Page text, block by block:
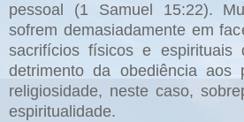
pessoal (1 Samuel 15:22).
sofrem demasiadamente em
sacrifícios físicos e espirituais
detrimento da obediência aos
religiosidade, neste caso,
espiritualidade.